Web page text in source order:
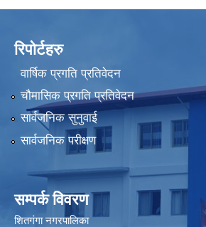
रिपोर्टहरु
वार्षिक प्रगति प्रतिवेदन
चौमासिक प्रगति प्रतिवेदन
सार्वजनिक सुनुवाई
सार्वजनिक परीक्षण
सम्पर्क विवरण
शितगंगा नगरपालिका